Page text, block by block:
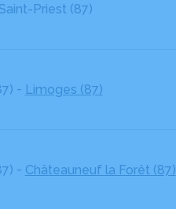
Priest (87)
- Limoges (87)
- Châteauneuf la Forêt (87)